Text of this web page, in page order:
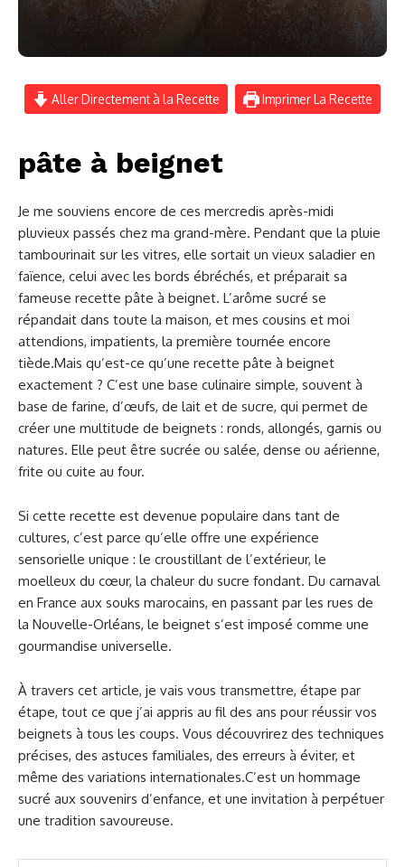
Aller Directement à la Recette Imprimer La Recette
pâte à beignet
Je me souviens encore de ces mercredis après-midi
pluvieux passés chez ma grand-mère. Pendant que la pluie
tambourinait sur les vitres, elle sortait un vieux saladier en
faïence, celui avec les bords ébréchés, et préparait sa
fameuse recette pâte à beignet. L’arôme sucré se
répandait dans toute la maison, et mes cousins et moi
attendions, impatients, la première tournée encore
tiède.Mais qu’est-ce qu’une recette pâte à beignet
exactement ? C’est une base culinaire simple, souvent à
base de farine, d’œufs, de lait et de sucre, qui permet de
créer une multitude de beignets : ronds, allongés, garnis ou
natures. Elle peut être sucrée ou salée, dense ou aérienne,
frite ou cuite au four.
Si cette recette est devenue populaire dans tant de
cultures, c’est parce qu’elle offre une expérience
sensorielle unique : le croustillant de l’extérieur, le
moelleux du cœur, la chaleur du sucre fondant. Du carnaval
en France aux souks marocains, en passant par les rues de
la Nouvelle-Orléans, le beignet s’est imposé comme une
gourmandise universelle.
À travers cet article, je vais vous transmettre, étape par
étape, tout ce que j’ai appris au fil des ans pour réussir vos
beignets à tous les coups. Vous découvrirez des techniques
précises, des astuces familiales, des erreurs à éviter, et
même des variations internationales.C’est un hommage
sucré aux souvenirs d’enfance, et une invitation à perpétuer
une tradition savoureuse.